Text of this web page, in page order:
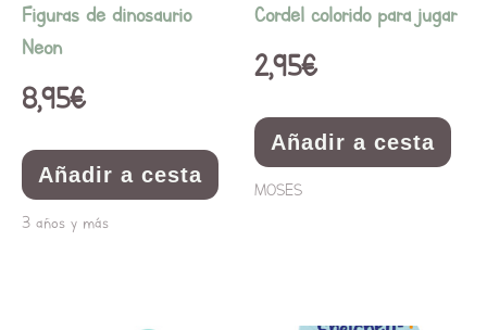
Figuras de dinosaurio
Neon
8,95€
Añadir a cesta
3 años y más
Cordel colorido para jugar
2,95€
Añadir a cesta
MOSES